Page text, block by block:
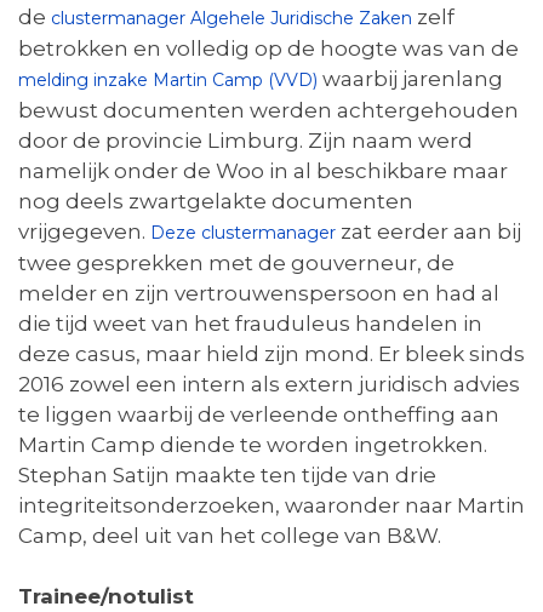
de clustermanager Algehele Juridische Zaken zelf
betrokken en volledig op de hoogte was van de
melding inzake Martin Camp (VVD) waarbij jarenlang
bewust documenten werden achtergehouden
door de provincie Limburg. Zijn naam werd
namelijk onder de Woo in al beschikbare maar
nog deels zwartgelakte documenten
vrijgegeven. Deze clustermanager zat eerder aan bij
twee gesprekken met de gouverneur, de
melder en zijn vertrouwenspersoon en had al
die tijd weet van het frauduleus handelen in
deze casus, maar hield zijn mond. Er bleek sinds
2016 zowel een intern als extern juridisch advies
te liggen waarbij de verleende ontheffing aan
Martin Camp diende te worden ingetrokken.
Stephan Satijn maakte ten tijde van drie
integriteitsonderzoeken, waaronder naar Martin
Camp, deel uit van het college van B&W.
Trainee/notulist